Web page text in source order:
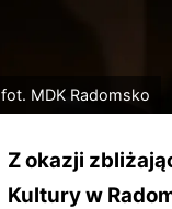
fot. MDK Radomsko
Z okazji
Kultury w